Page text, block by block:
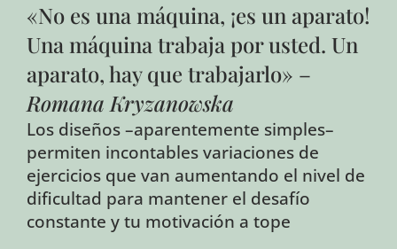
«No es una máquina, ¡es un aparato!
Una máquina trabaja por usted. Un
aparato, hay que trabajarlo» –
Romana Kryzanowska
Los diseños –aparentemente simples–
permiten incontables variaciones de
ejercicios que van aumentando el nivel de
dificultad para mantener el desafío
constante y tu motivación a tope